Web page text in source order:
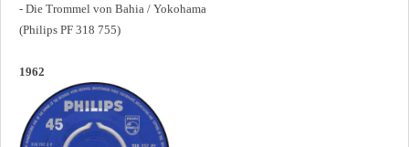
- Die Trommel von Bahia / Yokohama
(Philips PF 318 755)
1962